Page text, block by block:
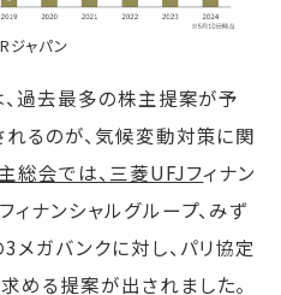
ジャパン
過去最多の株主提案が予
れるのが、気候変動対策に関
総会では、三菱UFJフィナン
ィナンシャルグループ、みず
メガバンクに対し、パリ協定
める提案が出されました。